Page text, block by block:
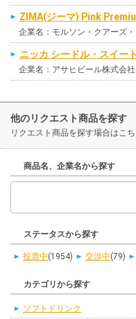
ZIMA(ジーマ) Pink
企業名：モルソン・クアーズ
ニッカ シードル・スイート
企業名：アサヒビール株式会
他のリクエスト商品を探す
リクエスト商品を探す場合はこち
商品名、企業名から探す
ステータスから探す
投票中(1954) 交渉中(79)
カテゴリから探す
ソフトドリンク